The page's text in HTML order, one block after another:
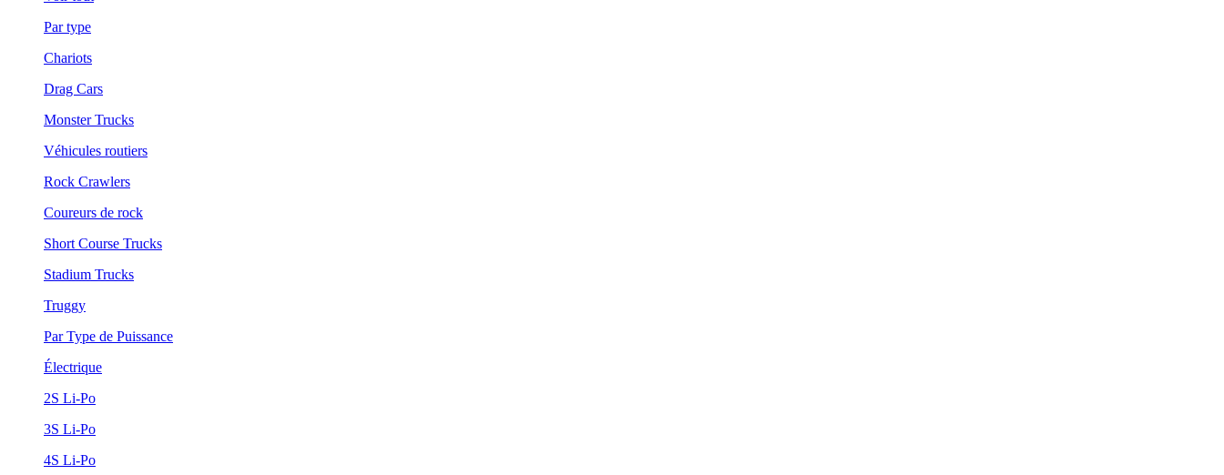
Par type
Chariots
Drag Cars
Monster Trucks
Véhicules routiers
Rock Crawlers
Coureurs de rock
Short Course Trucks
Stadium Trucks
Truggy
Par Type de Puissance
Électrique
2S Li-Po
3S Li-Po
4S Li-Po